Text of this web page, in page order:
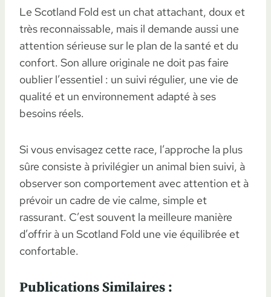
Le Scotland Fold est un chat attachant, doux et
très reconnaissable, mais il demande aussi une
attention sérieuse sur le plan de la santé et du
confort. Son allure originale ne doit pas faire
oublier l’essentiel : un suivi régulier, une vie de
qualité et un environnement adapté à ses
besoins réels.
Si vous envisagez cette race, l’approche la plus
sûre consiste à privilégier un animal bien suivi, à
observer son comportement avec attention et à
prévoir un cadre de vie calme, simple et
rassurant. C’est souvent la meilleure manière
d’offrir à un Scotland Fold une vie équilibrée et
confortable.
Publications Similaires :